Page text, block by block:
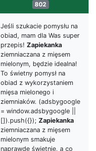
802
Jeśli szukacie pomysłu na
obiad, mam dla Was super
przepis! Zapiekanka
ziemniaczana z mięsem
mielonym, będzie idealna!
To świetny pomysł na
obiad z wykorzystaniem
mięsa mielonego i
ziemniaków. (adsbygoogle
= window.adsbygoogle ||
[]).push({}); Zapiekanka
ziemniaczana z mięsem
mielonym smakuje
naprawdę świetnie, a co